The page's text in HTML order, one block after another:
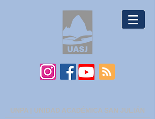
UNPA | UNIDAD ACADÉMICA SAN JULIÁN